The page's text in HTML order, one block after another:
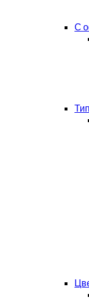
С
Тип